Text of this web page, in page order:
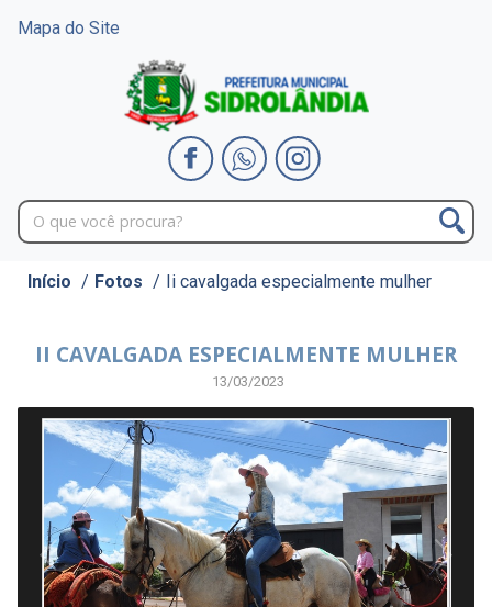
Mapa do Site
Início / Fotos / Ii cavalgada especialmente mulher
II CAVALGADA ESPECIALMENTE MULHER
13/03/2023